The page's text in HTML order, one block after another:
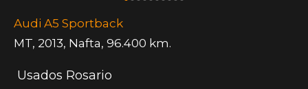
Audi A5 Sportback
MT, 2013, Nafta, 96.400 km.
Usados Rosario